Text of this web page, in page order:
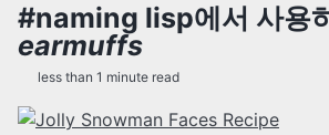
#naming lisp에서 사용
earmuffs
less than 1 minute read